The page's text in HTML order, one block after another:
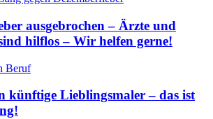
ausgebrochen – Ärzte und
hilflos – Wir helfen gerne!
künftige Lieblingsmaler – das ist